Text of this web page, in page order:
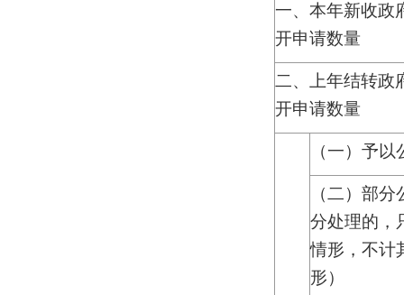
一、本年新收政
开申请数量
二、上年结转政
开申请数量
（一）予以
（二）部
分处理的，
情形，不计
形）